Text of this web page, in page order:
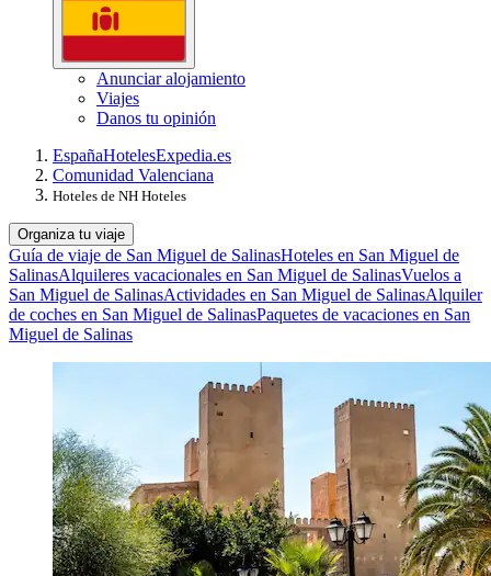
Anunciar alojamiento
Viajes
Danos tu opinión
EspañaHotelesExpedia.es
Comunidad Valenciana
Hoteles de NH Hoteles
Organiza tu viaje
Guía de viaje de San Miguel de SalinasHoteles en San Miguel de
SalinasAlquileres vacacionales en San Miguel de SalinasVuelos a
San Miguel de SalinasActividades en San Miguel de SalinasAlquiler
de coches en San Miguel de SalinasPaquetes de vacaciones en San
Miguel de Salinas